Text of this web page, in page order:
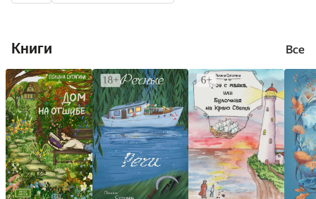
Книги Все